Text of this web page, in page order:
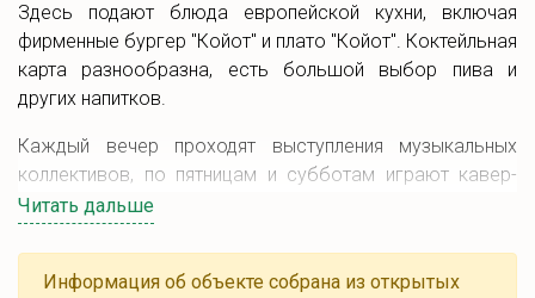
Здесь подают блюда европейской кухни, включая
фирменные бургер "Койот" и плато "Койот". Коктейльная
карта разнообразна, есть большой выбор пива и
других напитков.
Каждый вечер проходят выступления музыкальных
коллективов, по пятницам и субботам играют кавер-
бэнды, а по воскресеньям проводятся вечера Stand Up.
В заведении также есть парковка.
Читать дальше
Информация об объекте собрана из открытых